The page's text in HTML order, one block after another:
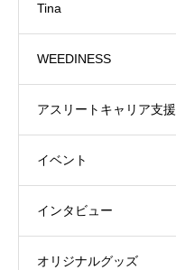
Tina
WEEDINESS
アスリートキャリア支援
イベント
インタビュー
オリジナルグッズ